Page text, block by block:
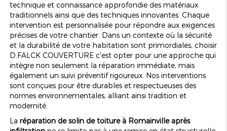
technique et connaissance approfondie des matériaux
traditionnels ainsi que des techniques innovantes. Chaque
intervention est personnalisée pour répondre aux exigences
précises de votre chantier. Dans un contexte où la sécurité
et la durabilité de votre habitation sont primordiales, choisir
D.FALCK COUVERTURE c'est opter pour une approche qui
intègre non seulement la réparation immédiate, mais
également un suivi préventif rigoureux. Nos interventions
sont conçues pour être durables et respectueuses des
normes environnementales, alliant ainsi tradition et
modernité.
La réparation de solin de toiture à Romainville après